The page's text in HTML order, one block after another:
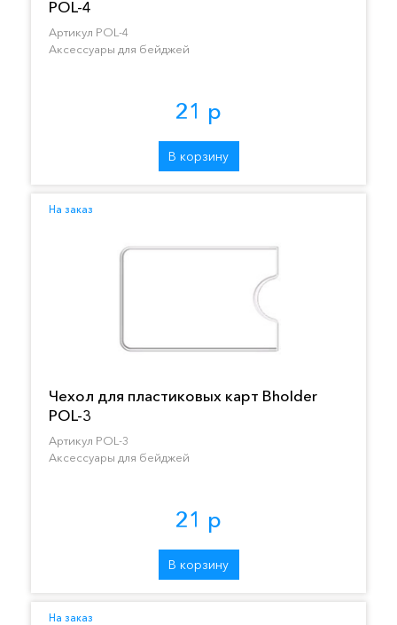
POL-4
Артикул POL-4
Аксессуары для бейджей
21 р
В корзину
На заказ
Чехол для пластиковых карт Bholder
POL-3
Артикул POL-3
Аксессуары для бейджей
21 р
В корзину
На заказ